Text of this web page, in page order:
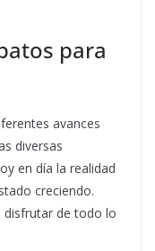
para
avances
diversas
en día la realidad
creciendo.
disfrutar de todo lo